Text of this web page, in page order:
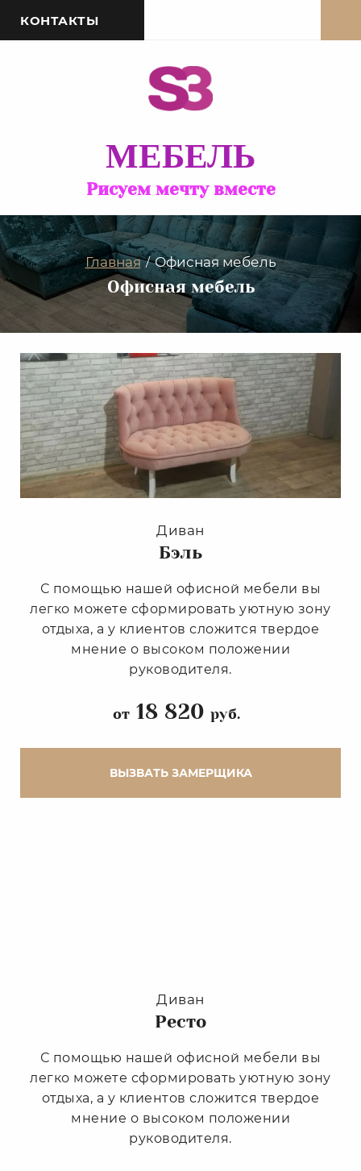
КОНТАКТЫ
МЕБЕЛЬ
Рисуем мечту вместе
Главная / Офисная мебель
Офисная мебель
Диван
Бэль
С помощью нашей офисной мебели вы
легко можете сформировать уютную зону
отдыха, а у клиентов сложится твердое
мнение о высоком положении
руководителя.
от 18 820 руб.
ВЫЗВАТЬ ЗАМЕРЩИКА
Диван
Ресто
С помощью нашей офисной мебели вы
легко можете сформировать уютную зону
отдыха, а у клиентов сложится твердое
мнение о высоком положении
руководителя.